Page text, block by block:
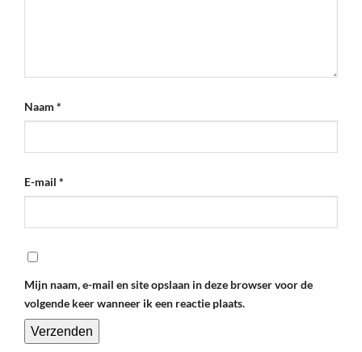
Naam *
E-mail *
Mijn naam, e-mail en site opslaan in deze browser voor de
volgende keer wanneer ik een reactie plaats.